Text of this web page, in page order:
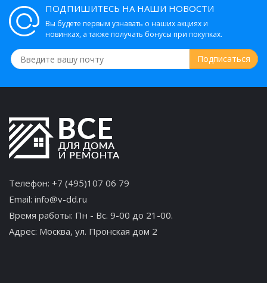
ПОДПИШИТЕСЬ НА НАШИ НОВОСТИ
Вы будете первым узнавать о наших акциях и
новинках, а также получать бонусы при покупках.
Телефон: +7 (495)107 06 79
Email: info@v-dd.ru
Время работы: Пн - Вс. 9-00 до 21-00.
Адрес: Москва, ул. Пронская дом 2